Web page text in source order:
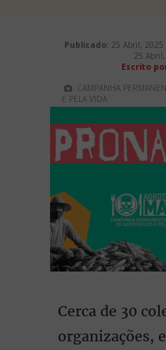
Publicado: 25 Abril,
25
Escrito
CAMPANHA
E PELA VIDA
Cerca de 30
organizações,